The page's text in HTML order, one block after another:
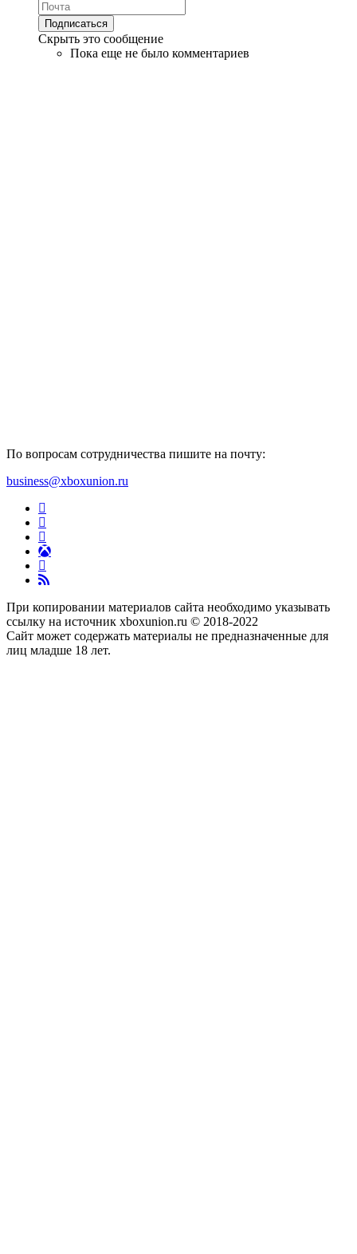
Скрыть это сообщение
Пока еще не было комментариев
По вопросам сотрудничества пишите на почту:
business@xboxunion.ru
При копировании материалов сайта необходимо указывать
ссылку на источник xboxunion.ru © 2018-2022
Сайт может содержать материалы не предназначенные для
лиц младше 18 лет.